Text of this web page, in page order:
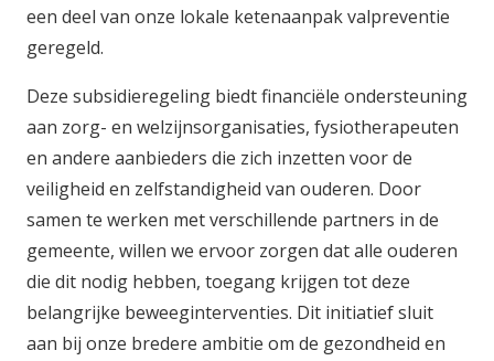
een deel van onze lokale ketenaanpak valpreventie
geregeld.
Deze subsidieregeling biedt financiële ondersteuning
aan zorg- en welzijnsorganisaties, fysiotherapeuten
en andere aanbieders die zich inzetten voor de
veiligheid en zelfstandigheid van ouderen. Door
samen te werken met verschillende partners in de
gemeente, willen we ervoor zorgen dat alle ouderen
die dit nodig hebben, toegang krijgen tot deze
belangrijke beweeginterventies. Dit initiatief sluit
aan bij onze bredere ambitie om de gezondheid en